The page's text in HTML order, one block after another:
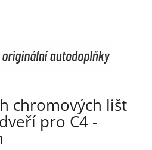
chromových lišt
pro C4 -